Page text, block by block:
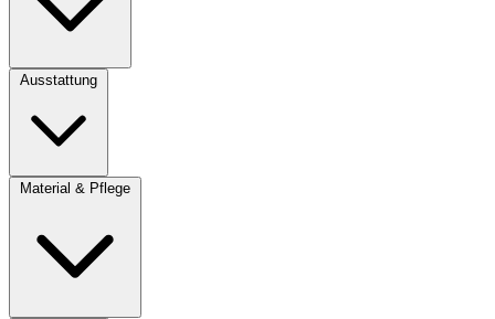
Ausstattung
Material & Pflege